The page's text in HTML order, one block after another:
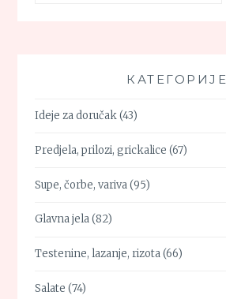
КАТЕГОРИЈЕ
Ideje za doručak(43)
Predjela, prilozi, grickalice (67)
Supe, čorbe, variva(95)
Glavna jela(82)
Testenine, lazanje, rizota(66)
Salate (74)